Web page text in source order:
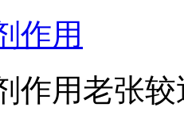
作用
作用老张